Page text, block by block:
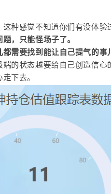
种感觉不知道你们有没体验
，只能怪场子了。
都需要找到能让自己提气的事
端的状态越要给自己创造信
下去。